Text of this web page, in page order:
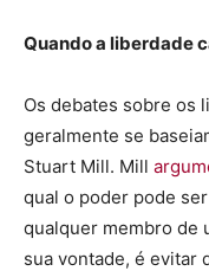
Quando a liberdade
Os debates sobre os
geralmente se
Stuart Mill. Mill
qual o poder pode
qualquer membro de
sua vontade, é evitar